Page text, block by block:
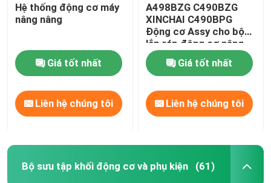
Hệ thống động cơ máy
nâng nâng
Giá tốt nhất
Liên hệ chúng tôi
A498BZG C490BZG
XINCHAI C490BPG
Động cơ Assy cho bộ
lắp ráp động cơ nâng
Giá tốt nhất
Liên hệ chúng tôi
Bộ sưu tập khối động cơ và phụ kiện (61)